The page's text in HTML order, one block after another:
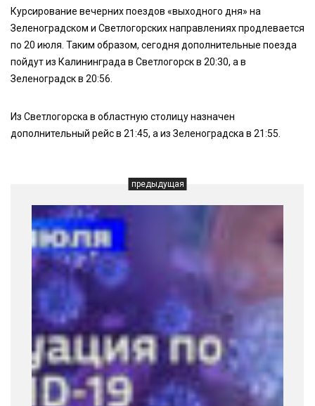
Курсирование вечерних поездов «выходного дня» на
Зеленоградском и Светлогорских направлениях продлевается
по 20 июля. Таким образом, сегодня дополнительные поезда
пойдут из Калининграда в Светлогорск в 20:30, а в
Зеленоградск в 20:56.
Из Светлогорска в областную столицу назначен
дополнительный рейс в 21:45, а из Зеленоградска в 21:55.
предыдущая